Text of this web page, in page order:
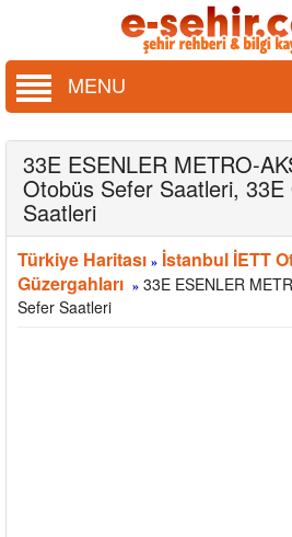
MENU
33E ESENLER METRO-
Otobüs Sefer Saatleri,
Saatleri
Türkiye Haritası » İstanbul İETT
Güzergahları » 33E ESENLER
Sefer Saatleri